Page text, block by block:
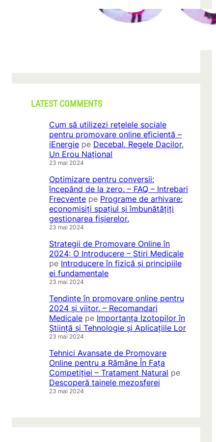
CONI FEST 2026 – o editie record prin
LATEST COMMENTS
Cum să utilizezi rețelele sociale
pentru promovare online eficientă –
iEnergie pe Decebal, Regele Dacilor,
Un Erou Național
23 mai 2024
Optimizare pentru conversii:
începând de la zero. – FAQ – Intrebari
Frecvente pe Programe de arhivare:
economisiți spațiul și îmbunătățiți
gestionarea fișierelor.
23 mai 2024
Strategii de Promovare Online în
2024: O Introducere – Stiri Medicale
pe Introducere în fizică și principiile
ei fundamentale
23 mai 2024
Tendințe în promovare online pentru
2024 și viitor. – Recomandari
Medicale pe Importanța Izotopilor în
Știință și Tehnologie și Aplicațiile Lor
23 mai 2024
Tehnici Avansate de Promovare
Online pentru a Rămâne În Fața
Competiției – Tratament Natural pe
Descoperă tainele mezosferei
23 mai 2024